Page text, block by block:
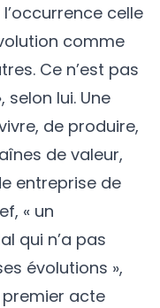
celle
comme
Ce n’est pas
selon lui. Une
de produire,
de valeur,
entreprise de
« un
qui n’a pas
évolutions »,
acte